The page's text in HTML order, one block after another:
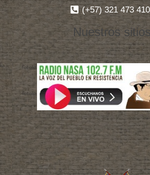
(+57) 321 473
Nuestros sitios